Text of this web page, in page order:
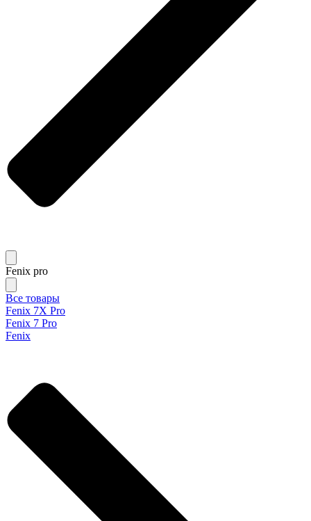
Fenix pro
Все товары
Fenix 7X Pro
Fenix 7 Pro
Fenix